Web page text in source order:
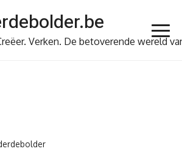
Verken. De betoverende wereld